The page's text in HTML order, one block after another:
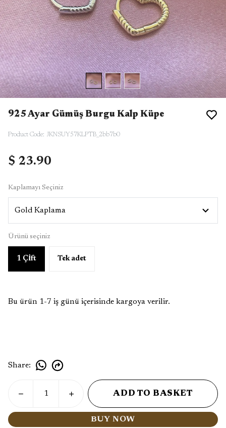
925 Ayar Gümüş Burgu Kalp Küpe
Product Code: JKNSUY57KLPTB_2bb7b0
$ 23.90
Kaplamayı Seçiniz
Ürünü seçiniz
1 Çİft Tek adet
Bu ürün 1-7 iş günü içerisinde kargoya verilir.
Share:
ADD TO BASKET
BUY NOW